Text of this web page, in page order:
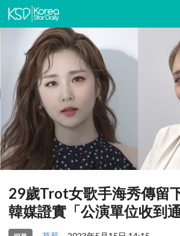
29歲Trot女歌手海秀傳留
韓媒證實「公演單位收到